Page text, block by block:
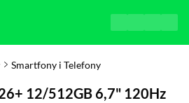
Smartfony i Telefony
12/512GB 6,7" 120Hz